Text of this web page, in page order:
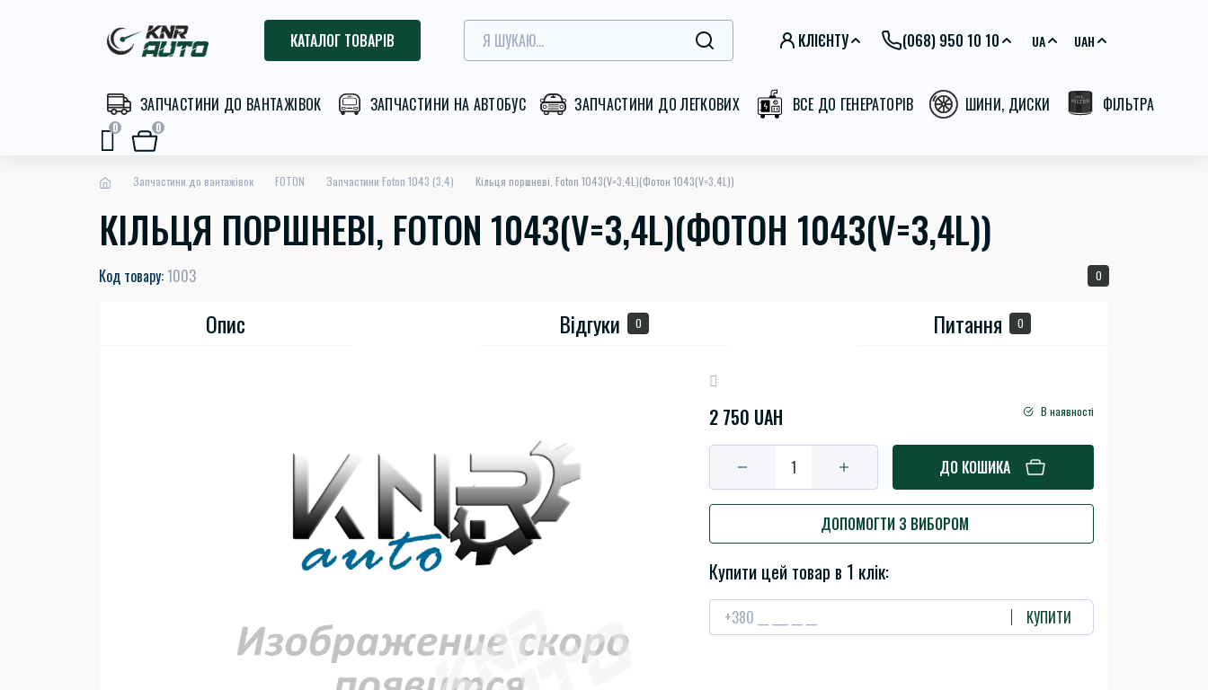
КАТАЛОГ ТОВАРІВ КЛІЄНТУ (068) 950 10 10 UA UAH
ЗАПЧАСТИНИ ДО ВАНТАЖІВОК ЗАПЧАСТИНИ НА АВТОБУС ЗАПЧАСТИНИ ДО ЛЕГКОВИХ ВСЕ ДО ГЕНЕРАТОРІВ ШИНИ, ДИСКИ ФІЛЬТРА
0 0
Запчастини до вантажівок FOTON Запчастини Foton 1043 (3,4) Кільця поршневі, Foton 1043(V=3,4L)(Фотон 1043(V=3,4L))
КІЛЬЦЯ ПОРШНЕВІ, FOTON 1043(V=3,4L)(ФОТОН 1043(V=3,4L))
Код товару: 1003 0
Опис Відгуки 0 Питання 0
2 750 UAH В наявності
ДО КОШИКА
ДОПОМОГТИ З ВИБОРОМ
Купити цей товар в 1 клік:
КУПИТИ